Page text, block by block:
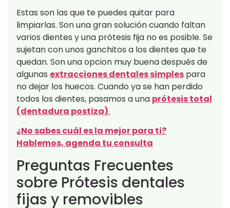
Estas son las que te puedes quitar para
limpiarlas. Son una gran solución cuando faltan
varios dientes y una prótesis fija no es posible. Se
sujetan con unos ganchitos a los dientes que te
quedan. Son una opcion muy buena después de
algunas extracciones dentales simples para
no dejar los huecos. Cuando ya se han perdido
todos los dientes, pasamos a una prótesis total
(dentadura postiza).
¿No sabes cuál es la mejor para ti?
Hablemos, agenda tu consulta
Preguntas Frecuentes
sobre Prótesis dentales
fijas y removibles